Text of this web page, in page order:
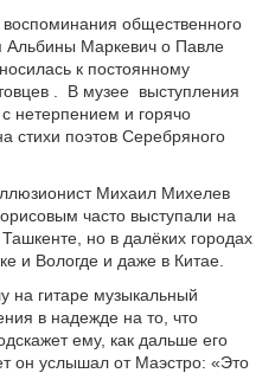
общественного
Альбины Маркевич о Павле
к постоянному
. В музее выступления
нетерпением и горячо
стихи поэтов Серебряного
Михаил Михелев
часто выступали на
но в далёких городах
и Вологде и даже в Китае.
гитаре музыкальный
в надежде на то, что
ему, как дальше его
он услышал от Маэстро: «Это